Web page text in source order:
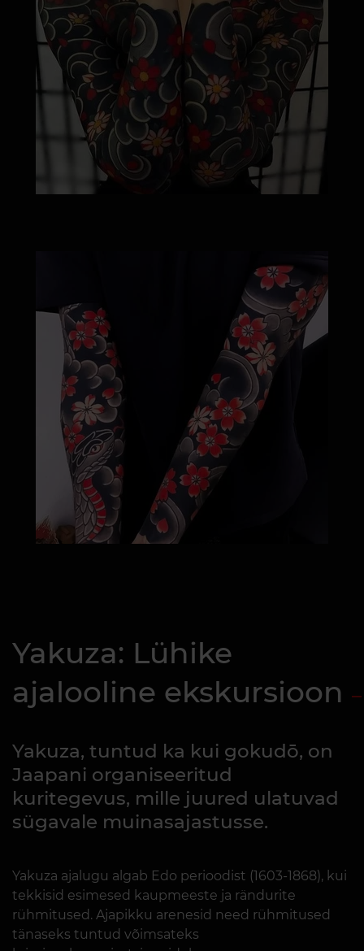
Yakuza: Lühike
ajalooline ekskursioon
Yakuza, tuntud ka kui gokudō, on
Jaapani organiseeritud
kuritegevus, mille juured ulatuvad
sügavale muinasajastusse.
Yakuza ajalugu algab Edo perioodist (1603-1868), kui
tekkisid esimesed kaupmeeste ja rändurite
rühmitused. Ajapikku arenesid need rühmitused
tänaseks tuntud võimsateks